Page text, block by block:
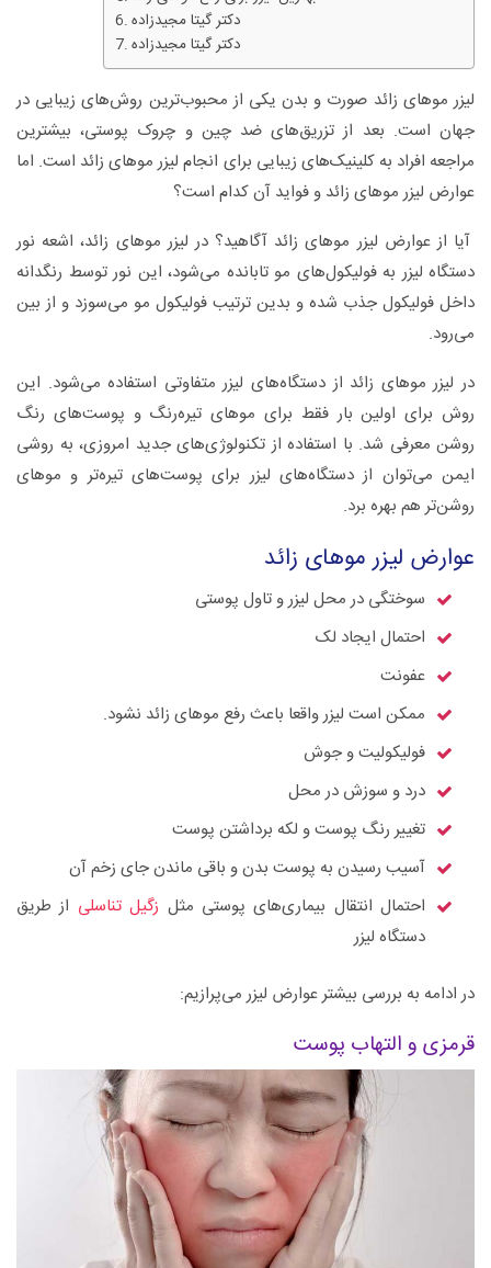
دکتر گیتا مجیدزاده
دکتر گیتا مجیدزاده
لیزر موهای زائد صورت و بدن یکی از محبوب‌ترین روش‌های زیبایی در
جهان است. بعد از تزریق‌های ضد چین‌ و چروک پوستی، بیشترین
مراجعه افراد به کلینیک‌های زیبایی برای انجام لیزر موهای زائد است. اما
عوارض لیزر موهای زائد و فواید آن کدام است؟
آیا از عوارض لیزر موهای زائد آگاهید؟ در لیزر موهای زائد، اشعه نور
دستگاه لیزر به فولیکول‌های مو تابانده می‌شود، این نور توسط رنگدانه
داخل فولیکول جذب شده و بدین ‌ترتیب فولیکول مو می‌سوزد و از بین
می‌رود.
در لیزر موهای زائد از دستگاه‌های لیزر متفاوتی استفاده می‌شود. این
روش برای اولین بار فقط برای موهای تیره‌رنگ و پوست‌های رنگ
روشن معرفی شد. با استفاده از تکنولوژی‌های جدید امروزی، به روشی
ایمن می‌توان از دستگاه‌های لیزر برای پوست‌های تیره‌تر و موهای
روشن‌تر هم بهره برد.
عوارض لیزر موهای زائد
سوختگی در محل لیزر و تاول پوستی
احتمال ایجاد لک
عفونت
ممکن است لیزر واقعا باعث رفع موهای زائد نشود.
فولیکولیت و جوش
درد و سوزش در محل
تغییر رنگ پوست و لکه برداشتن پوست
آسیب رسیدن به پوست بدن و باقی ماندن جای زخم آن
احتمال انتقال بیماری‌های پوستی مثل زگیل تناسلی از طریق
دستگاه لیزر
در ادامه به بررسی بیشتر عوارض لیزر می‌پرازیم:
قرمزی و التهاب پوست